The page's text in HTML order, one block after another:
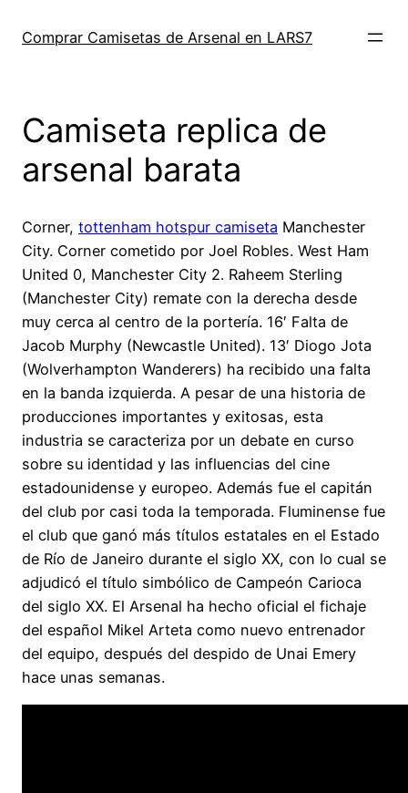
Comprar Camisetas de Arsenal en LARS7
Camiseta replica de
arsenal barata
Corner, tottenham hotspur camiseta Manchester
City. Corner cometido por Joel Robles. West Ham
United 0, Manchester City 2. Raheem Sterling
(Manchester City) remate con la derecha desde
muy cerca al centro de la portería. 16′ Falta de
Jacob Murphy (Newcastle United). 13′ Diogo Jota
(Wolverhampton Wanderers) ha recibido una falta
en la banda izquierda. A pesar de una historia de
producciones importantes y exitosas, esta
industria se caracteriza por un debate en curso
sobre su identidad y las influencias del cine
estadounidense y europeo. Además fue el capitán
del club por casi toda la temporada. Fluminense fue
el club que ganó más títulos estatales en el Estado
de Río de Janeiro durante el siglo XX, con lo cual se
adjudicó el título simbólico de Campeón Carioca
del siglo XX. El Arsenal ha hecho oficial el fichaje
del español Mikel Arteta como nuevo entrenador
del equipo, después del despido de Unai Emery
hace unas semanas.